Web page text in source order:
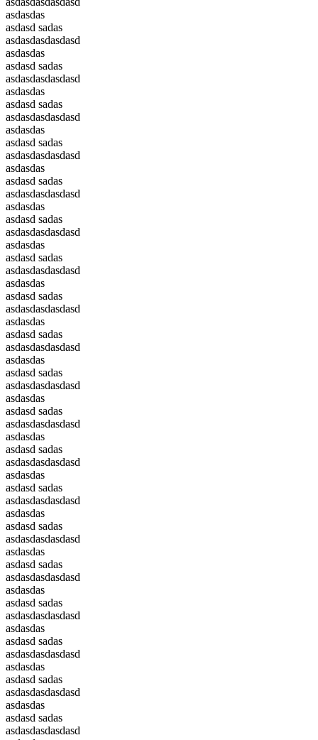
asdasdas
asdasd sadas
asdasdasdasdasd
asdasdas
asdasd sadas
asdasdasdasdasd
asdasdas
asdasd sadas
asdasdasdasdasd
asdasdas
asdasd sadas
asdasdasdasdasd
asdasdas
asdasd sadas
asdasdasdasdasd
asdasdas
asdasd sadas
asdasdasdasdasd
asdasdas
asdasd sadas
asdasdasdasdasd
asdasdas
asdasd sadas
asdasdasdasdasd
asdasdas
asdasd sadas
asdasdasdasdasd
asdasdas
asdasd sadas
asdasdasdasdasd
asdasdas
asdasd sadas
asdasdasdasdasd
asdasdas
asdasd sadas
asdasdasdasdasd
asdasdas
asdasd sadas
asdasdasdasdasd
asdasdas
asdasd sadas
asdasdasdasdasd
asdasdas
asdasd sadas
asdasdasdasdasd
asdasdas
asdasd sadas
asdasdasdasdasd
asdasdas
asdasd sadas
asdasdasdasdasd
asdasdas
asdasd sadas
asdasdasdasdasd
asdasdas
asdasd sadas
asdasdasdasdasd